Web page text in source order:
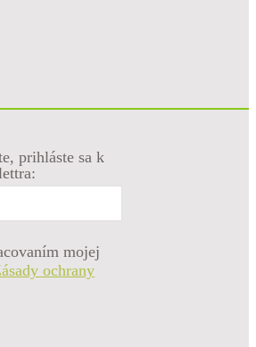
prihláste sa k
mojej
ochrany